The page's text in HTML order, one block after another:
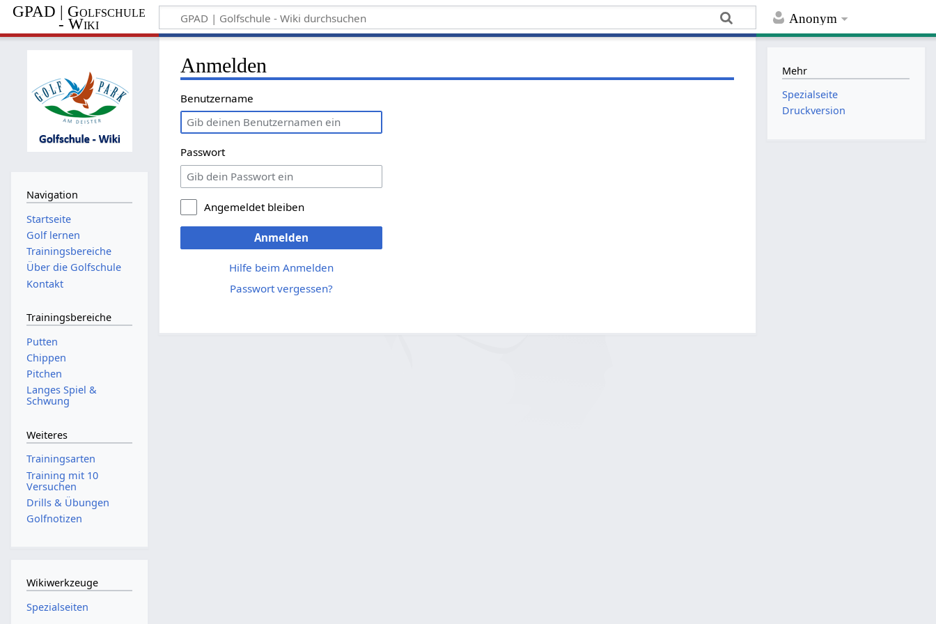
Anonym
GPAD | Golfschule
- Wiki
Anmelden
Benutzername
Passwort
Angemeldet bleiben
Anmelden
Hilfe beim Anmelden
Passwort vergessen?
Navigation
Startseite
Golf lernen
Trainingsbereiche
Über die Golfschule
Kontakt
Trainingsbereiche
Putten
Chippen
Pitchen
Langes Spiel &
Schwung
Weiteres
Trainingsarten
Training mit 10
Versuchen
Drills & Übungen
Golfnotizen
Wikiwerkzeuge
Spezialseiten
Mehr
Spezialseite
Druckversion